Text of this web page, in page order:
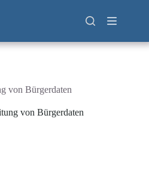
von Bürgerdaten
von Bürgerdaten